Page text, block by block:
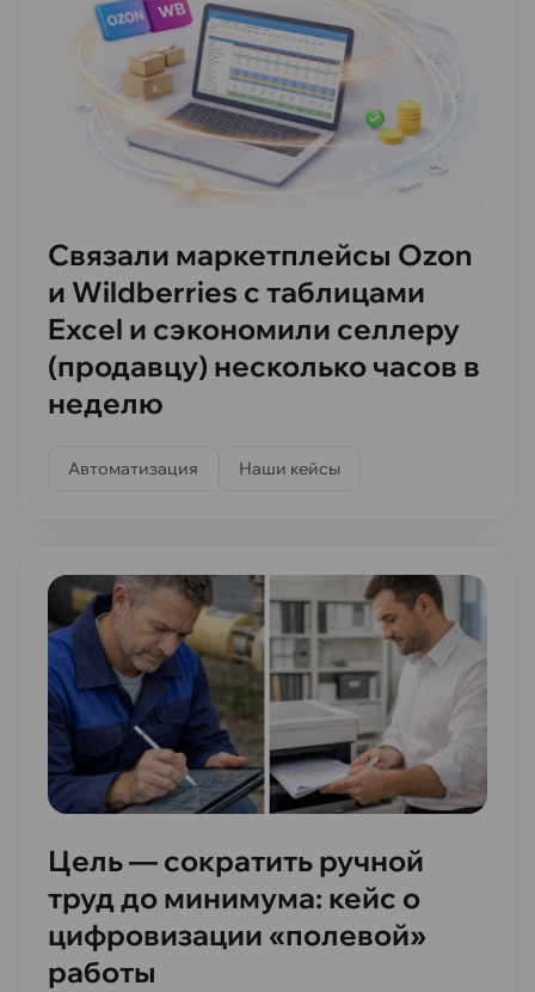
Связали маркетплейсы Ozon
и Wildberries с таблицами
Excel и сэкономили селлеру
(продавцу) несколько часов в
неделю
Автоматизация Наши кейсы
Цель — сократить ручной
труд до минимума: кейс о
цифровизации «полевой»
работы